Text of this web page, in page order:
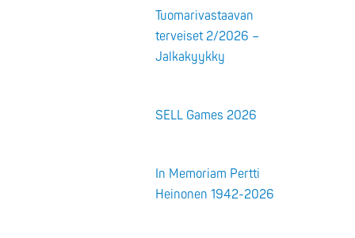
Tuomarivastaavan
terveiset 2/2026 –
Jalkakyykky
SELL Games 2026
In Memoriam Pertti
Heinonen 1942-2026